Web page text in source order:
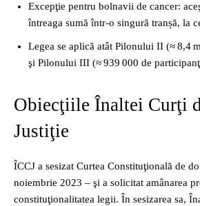
Excepţie pentru bolnavii de cancer:
întreaga sumă într‑o singură tranșă, la
Legea se aplică atât Pilonului II (≈ 8,4
şi Pilonului III (≈ 939 000 de
Obiecţiile Înaltei Curţi
Justiţie
ÎCCJ a sesizat Curtea Constituţională de
noiembrie 2023 – şi a solicitat amânarea
constituţionalitatea legii. În sesizarea sa,